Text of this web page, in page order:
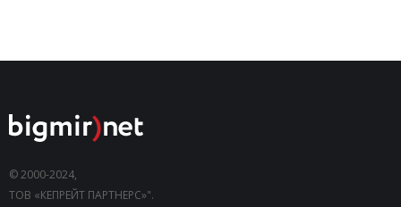
© 2000-2024,
ТОВ «КЕПРЕЙТ ПАРТНЕРС»".